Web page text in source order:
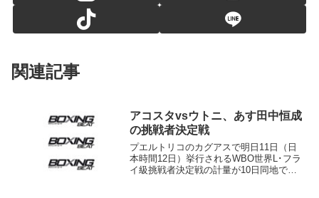
関連記事
アコスタvsウトニ、あす田中恒成
の挑戦者決定戦
プエルトリコのカグアスで明日11日（日
本時間12日）挙行されるWBO世界L･フラ
イ級挑戦者決定戦の計量が10日同地で行